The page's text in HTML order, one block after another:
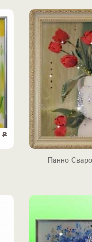
Р
Панно